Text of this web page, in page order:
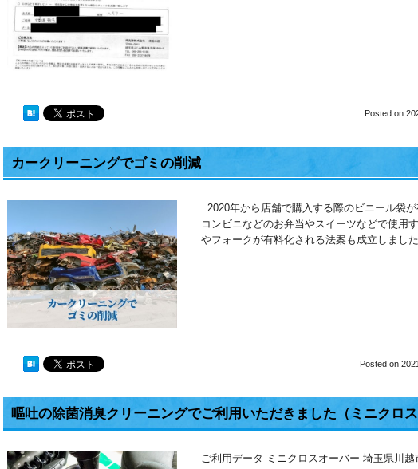
Posted on
カークリーニングでゴミの削減
2020年から店舗で購入する際のビニール袋が
コンビニなどのお弁当やスイーツなどで使用
やフォークが有料化される法案も成立しまし
Posted on
嘔吐の除菌消臭クリーニングでご利用いただきました（ミニクロス
ご利用データ ミニクロスオーバー 埼玉県川